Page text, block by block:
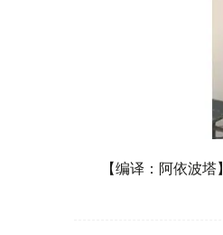
【编译：阿依波塔】